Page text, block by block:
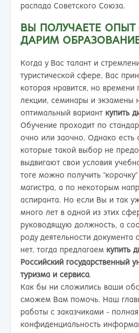
распада Советского Союза.
ВЫ ПОЛУЧАЕТЕ
ДАРИМ
Когда у Вас талант и
туристической сфере, Вас
которая нравится, но времени
лекции, семинары и экзамены
оптимальный вариант купить
Обучение проходит по
очно или заочно. Однако есть
которые такой выбор не
выдвигают свои условия
тоге можно получить
магистра, а по некоторым
аспиранта. Но если Вы и так
много лет в одной из этих
руководящую должность, а
роду деятельности документа
нет, тогда предлагаем купить
Российский государственный
туризма и сервиса.
Как бы ни сложились ваши
сможем Вам помочь. Наш
работы с заказчиками - полная
конфиденциальность